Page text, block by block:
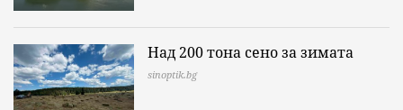
Над 200 тона сено за зимата
sinoptik.bg